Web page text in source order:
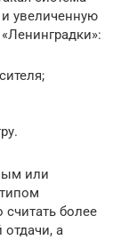
увеличенную
или
более
а